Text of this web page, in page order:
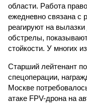
области. Работа
ежедневно связана с
реагируют на
обстрелы,
стойкости. У многих
Старший лейтенант
спецоперации,
Москве
атаке FPV-дрона на